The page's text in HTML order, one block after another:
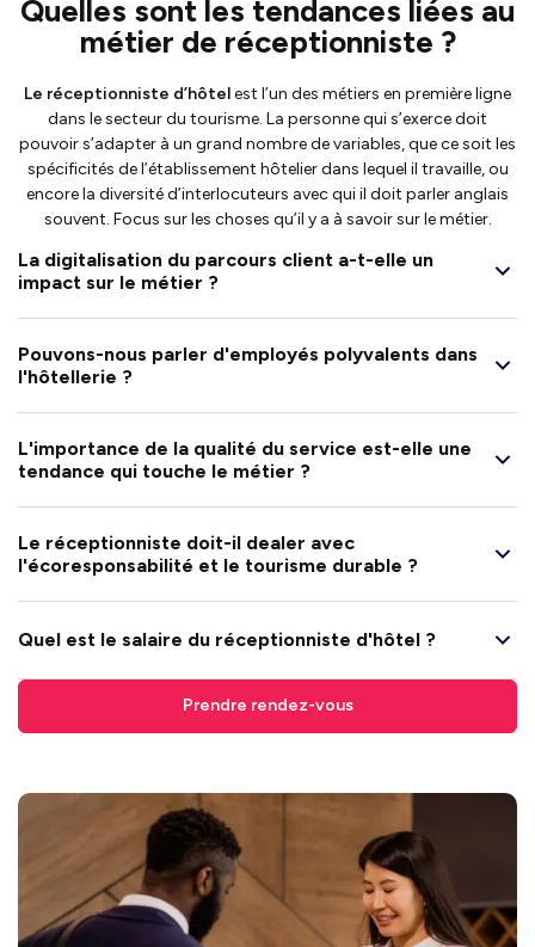
Quelles sont les tendances liées au
métier de réceptionniste ?
Le réceptionniste d’hôtelest l’un des métiers en première ligne
dans le secteur du tourisme. La personne qui s’exerce doit
pouvoir s’adapter à un grand nombre de variables, que ce soit les
spécificités de l’établissement hôtelier dans lequel il travaille, ou
encore la diversité d’interlocuteurs avec qui il doit parler anglais
souvent. Focus sur les choses qu’il y a à savoir sur le métier.
La digitalisation du parcours client a-t-elle un
impact sur le métier ?
Pouvons-nous parler d'employés polyvalents dans
l'hôtellerie ?
L'importance de la qualité du service est-elle une
tendance qui touche le métier ?
Le réceptionniste doit-il dealer avec
l'écoresponsabilité et le tourisme durable ?
Quel est le salaire du réceptionniste d'hôtel ?
Prendre rendez-vous